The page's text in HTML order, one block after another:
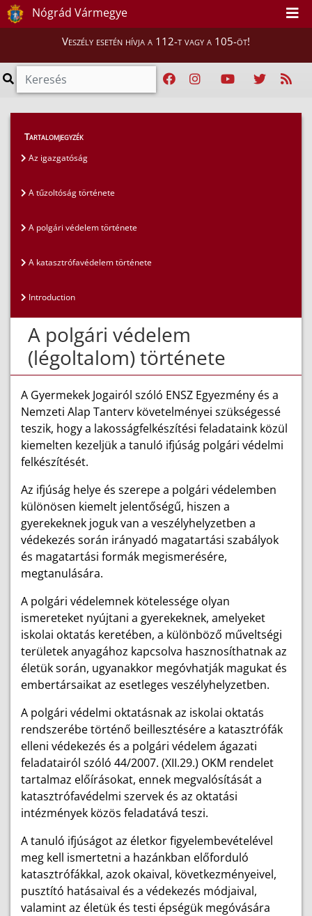
Nógrád Vármegye
Veszély esetén hívja a 112-t vagy a 105-öt!
Magunkról
A polgári védelem története
Tartalomjegyzék
Az igazgatóság
A tűzoltóság története
A polgári védelem története
A katasztrófavédelem története
Introduction
A polgári védelem
(légoltalom) története
A Gyermekek Jogairól szóló ENSZ Egyezmény és a
Nemzeti Alap Tanterv követelményei szükségessé
teszik, hogy a lakosságfelkészítési feladataink közül
kiemelten kezeljük a tanuló ifjúság polgári védelmi
felkészítését.
Az ifjúság helye és szerepe a polgári védelemben
különösen kiemelt jelentőségű, hiszen a
gyerekeknek joguk van a veszélyhelyzetben a
védekezés során irányadó magatartási szabályok
és magatartási formák megismerésére,
megtanulására.
A polgári védelemnek kötelessége olyan
ismereteket nyújtani a gyerekeknek, amelyeket
iskolai oktatás keretében, a különböző műveltségi
területek anyagához kapcsolva hasznosíthatnak az
életük során, ugyanakkor megóvhatják magukat és
embertársaikat az esetleges veszélyhelyzetben.
A polgári védelmi oktatásnak az iskolai oktatás
rendszerébe történő beillesztésére a katasztrófák
elleni védekezés és a polgári védelem ágazati
feladatairól szóló 44/2007. (XII.29.) OKM rendelet
tartalmaz előírásokat, ennek megvalósítását a
katasztrófavédelmi szervek és az oktatási
intézmények közös feladatává teszi.
A tanuló ifjúságot az életkor figyelembevételével
meg kell ismertetni a hazánkban előforduló
katasztrófákkal, azok okaival, következményeivel,
pusztító hatásaival és a védekezés módjaival,
valamint az életük és testi épségük megóvására